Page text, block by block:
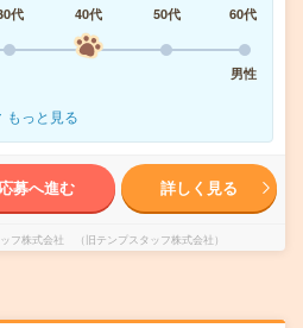
代 40代 50代
60代
男性
もっと見る
応募へ進む 詳しく見る
フ株式会社 （旧テンプスタッフ株式会社）